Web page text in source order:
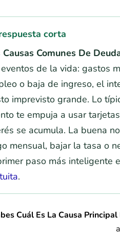
corta
Causas Comunes De
de la vida: gastos
o baja de ingreso, el
imprevisto grande. Lo
te empuja a usar
se acumula. La buena
mensual, bajar la tasa o
paso más inteligente
.
Cuál Es La Causa Principal